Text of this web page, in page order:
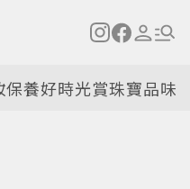
保養好時光賞珠寶品味